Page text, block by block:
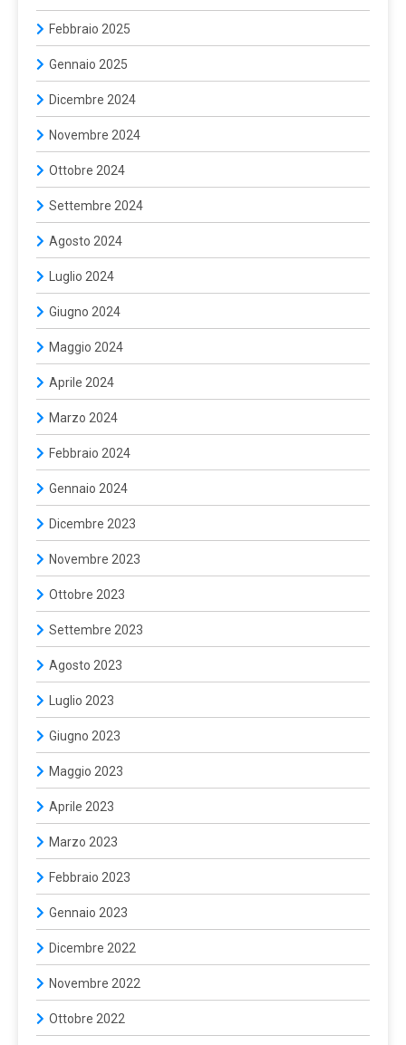
Febbraio 2025
Gennaio 2025
Dicembre 2024
Novembre 2024
Ottobre 2024
Settembre 2024
Agosto 2024
Luglio 2024
Giugno 2024
Maggio 2024
Aprile 2024
Marzo 2024
Febbraio 2024
Gennaio 2024
Dicembre 2023
Novembre 2023
Ottobre 2023
Settembre 2023
Agosto 2023
Luglio 2023
Giugno 2023
Maggio 2023
Aprile 2023
Marzo 2023
Febbraio 2023
Gennaio 2023
Dicembre 2022
Novembre 2022
Ottobre 2022